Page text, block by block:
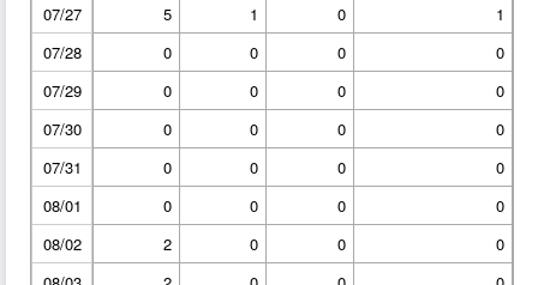
07/27
5 1 0
1
07/28
0 0 0
0
07/29
0 0 0
0
07/30
0 0 0
0
07/31
0 0 0
0
08/01
0 0 0
0
08/02
2 0 0
0